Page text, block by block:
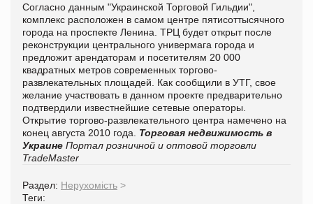
Согласно данным "Украинской Торговой Гильдии",
комплекс расположен в самом центре пятисоттысячного
города на проспекте Ленина. ТРЦ будет открыт после
реконструкции центрального универмага города и
предложит арендаторам и посетителям 20 000
квадратных метров современных торгово-
развлекательных площадей. Как сообщили в УТГ, свое
желание участвовать в данном проекте предварительно
подтвердили известнейшие сетевые операторы.
Открытие торгово-развлекательного центра намечено на
конец августа 2010 года. Торговая недвижимость в
Украине Портал розничной и оптовой торговли
TradeMaster
Раздел: Нерухомість >
Теги: